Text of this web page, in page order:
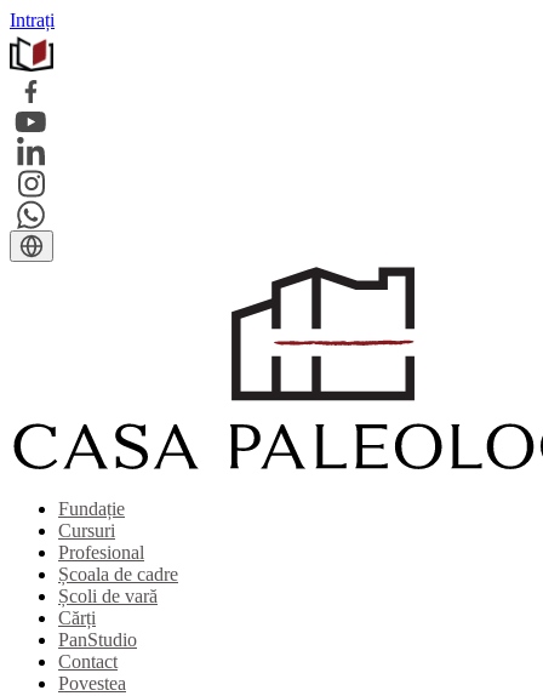
Intrați
Fundație
Cursuri
Profesional
Școala de cadre
Școli de vară
Cărți
PanStudio
Contact
Povestea